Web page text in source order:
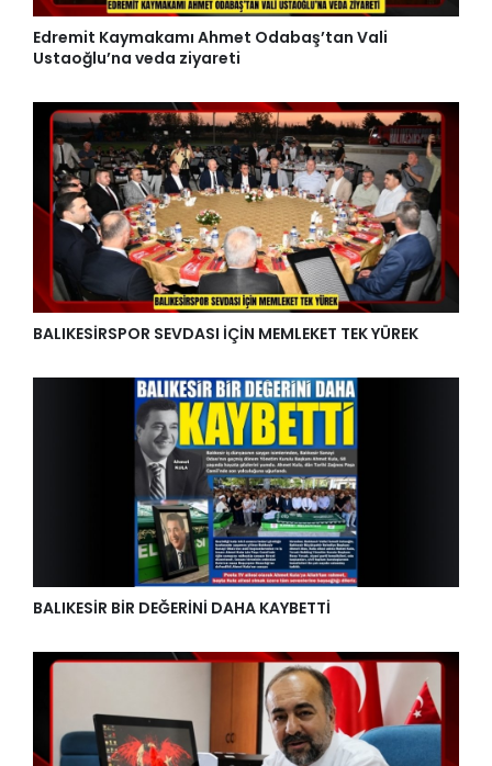
Edremit Kaymakamı Ahmet Odabaş’tan Vali
Ustaoğlu’na veda ziyareti
BALIKESİRSPOR SEVDASI İÇİN MEMLEKET TEK YÜREK
BALIKESİR BİR DEĞERİNİ DAHA KAYBETTİ